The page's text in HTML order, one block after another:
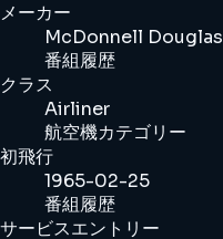
メーカー
McDonnell Douglas
番組履歴
クラス
Airliner
航空機カテゴリー
初飛行
1965-02-25
番組履歴
サービスエントリー